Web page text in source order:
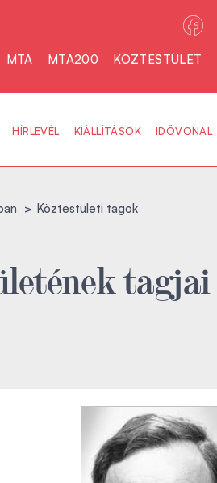
MTA MTA200 KÖZTESTÜLET
HÍRLEVÉL KIÁLLÍTÁSOK IDŐVONAL
Köztestületi tagok
tagjai